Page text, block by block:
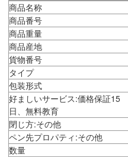
商品名称
商品番号
商品重量
商品産地
貨物番号
タイプ
包装形式
好ましいサービス:価格保証15
日、無料教育
閉じ方:その他
ペン先プロパティ:その他
数量